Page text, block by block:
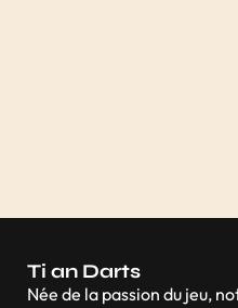
Ti an Darts
Née de la passion du jeu,